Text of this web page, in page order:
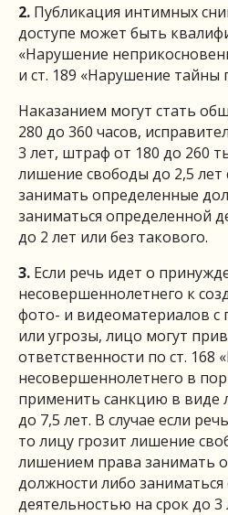
2. Публикация интимных
доступе может быть
«Нарушение
и ст. 189 «Нарушение тайны
Наказанием могут стать
280 до 360 часов,
3 лет, штраф от 180 до 260
лишение свободы до 2,5
занимать определенные
заниматься определенной
до 2 лет или без такового.
3. Если речь идет о
несовершеннолетнего к
фото- и видеоматериалов с
или угрозы, лицо могут
ответственности по ст. 168
несовершеннолетнего в
применить санкцию в виде
до 7,5 лет. В случае если
то лицу грозит лишение
лишением права занимать
должности либо
деятельностью на срок до 3